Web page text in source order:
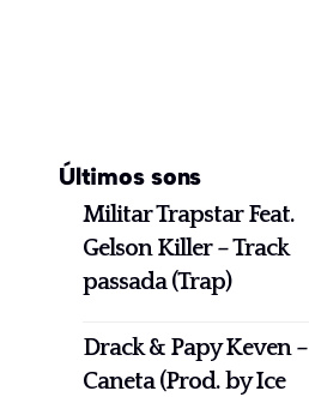
Últimos sons
Militar Trapstar Feat.
Gelson Killer – Track
passada (Trap)
Drack & Papy Keven –
Caneta (Prod. by Ice